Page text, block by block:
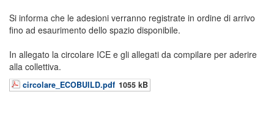
Si informa che le adesioni verranno registrate in ordine di arrivo
fino ad esaurimento dello spazio disponibile.
In allegato la circolare ICE e gli allegati da compilare per aderire
alla collettiva.
circolare_ECOBUILD.pdf 1055 kB